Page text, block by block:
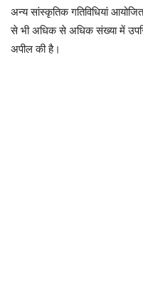
अन्य सांस्कृतिक गतिविधियां
से भी अधिक से अधिक संख्या में
अपील की है।